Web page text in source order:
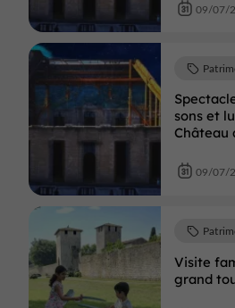
09/07/
sons et
Château
09/07/
Visite
grand